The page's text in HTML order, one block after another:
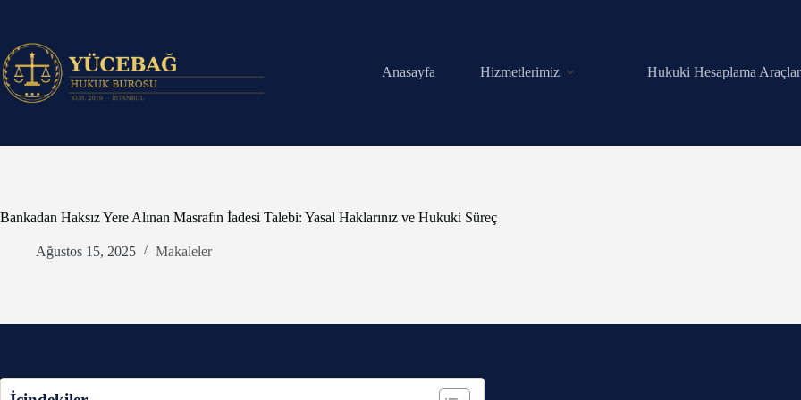
Anasayfa Hizmetlerimiz Hukuki Hesaplama
Bankadan Haksız Yere Alınan Masrafın İadesi Talebi: Yasal Haklarınız ve Hukuki Süreç
Ağustos 15, 2025 Makaleler